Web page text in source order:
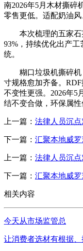
南2026年5月木材撕碎
零售更低。适配奶油
本次梳理的五家石英
93%，持续优化出产
统。
糊口垃圾机撕碎机，
寸规格愈加齐备。
不变性更强。2026年5
结不变合做，环保属
上一篇： 法律人员沉
下一篇： 汇聚本地威
上一篇： 法律人员沉
下一篇： 汇聚本地威
相关内容
今天从市场监管总
让消费者选材有根据